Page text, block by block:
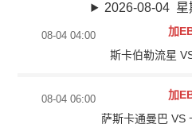
2026-08-04 星
08-04 04:00
加
斯卡伯勒流星
08-04 06:00
加
萨斯卡通曼巴 VS